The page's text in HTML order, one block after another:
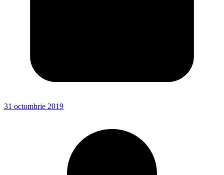
31 octombrie 2019